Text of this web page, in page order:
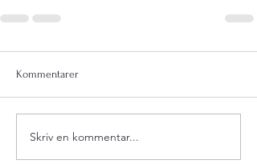
Kommentarer
Skriv en kommentar...